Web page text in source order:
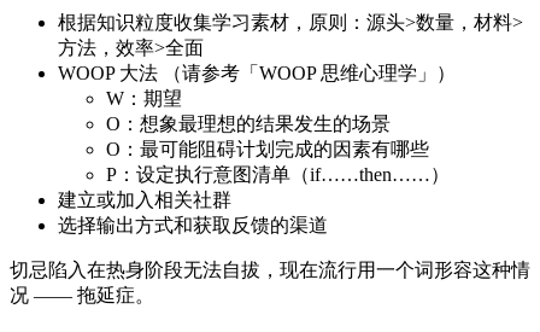
根据知识粒度收集学习素材，原则：源头>数量，材料>
方法，效率>全面
WOOP 大法 （请参考「WOOP 思维心理学」）
W：期望
O：想象最理想的结果发生的场景
O：最可能阻碍计划完成的因素有哪些
P：设定执行意图清单（if……then……）
建立或加入相关社群
选择输出方式和获取反馈的渠道
切忌陷入在热身阶段无法自拔，现在流行用一个词形容这种情
况 —— 拖延症。